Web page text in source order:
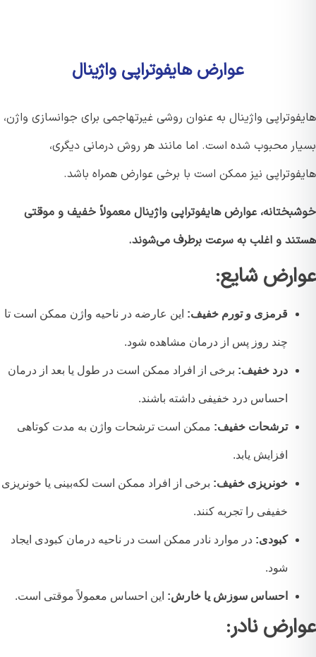
عوارض هایفوتراپی واژینال
واژینال به عنوان روشی غیرتهاجمی برای جوانسازی واژن،
محبوب شده است. اما مانند هر روش درمانی دیگری،
نیز ممکن است با برخی عوارض همراه باشد.
عوارض هایفوتراپی واژینال معمولاً خفیف و موقتی
و اغلب به سرعت برطرف می‌شوند.
شایع:
قرمزی و تورم خفیف:این عارضه در ناحیه واژن ممکن است تا
چند روز پس از درمان مشاهده شود.
درد خفیف:برخی از افراد ممکن است در طول یا بعد از درمان
احساس درد خفیفی داشته باشند.
ترشحات خفیف:ممکن است ترشحات واژن به مدت کوتاهی
افزایش یابد.
خونریزی خفیف:برخی از افراد ممکن است لکه‌بینی یا خونریزی
خفیفی را تجربه کنند.
کبودی:در موارد نادر ممکن است در ناحیه درمان کبودی ایجاد
شود.
احساس سوزش یا خارش:این احساس معمولاً موقتی است.
نادر: